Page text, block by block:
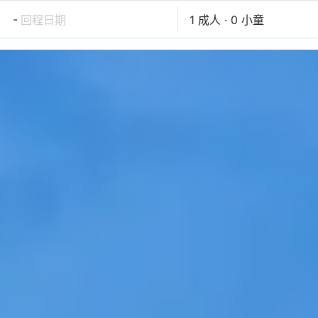
- 回程日期 1 成人 · 0 小童